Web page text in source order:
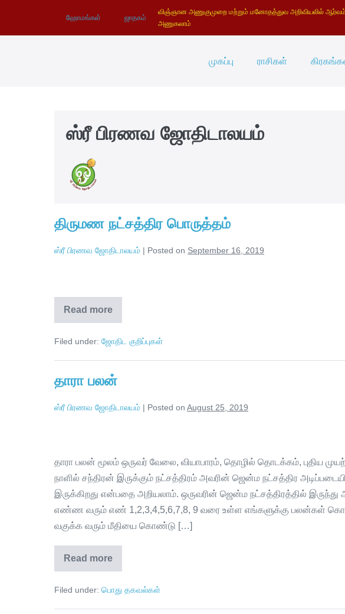
ஹோமங்கள் ஜாதகம்
விஞ்ஞான அணுகுமுறை மற்றும் மனோதத்துவ அறிவியலில்
அணுகலாம்
முகப்பு ராசிகள்
ஸ்ரீ பிரணவ ஜோதிடாலயம்
திருமண நட்சத்திர பொருத்தம்
ஸ்ரீ பிரணவ ஜோதிடாலயம் | Posted on September 16, 2019
Read more
Filed under: ஜோதிட குறிப்புகள்
தாரா பலன்
ஸ்ரீ பிரணவ ஜோதிடாலயம் | Posted on August 25, 2019
தாரா பலன் மூலம் ஒருவர் வேலை, வியாபாரம், தொழில் தொடக்கம், புதிய
நாளில் சந்திரன் இருக்கும் நட்சத்திரம் அவரின் ஜென்ம நட்சத்திர
இருக்கிறது என்பதை அறியலாம். ஒருவரின் ஜென்ம நட்சத்திரத்தில்
எண்ண வரும் எண் 1,2,3,4,5,6,7,8, 9 வரை உள்ள எங்களுக்கு பலன்கள்
வகுக்க வரும் மீதியை கொண்டு […]
Read more
Filed under: பொது தகவல்கள்